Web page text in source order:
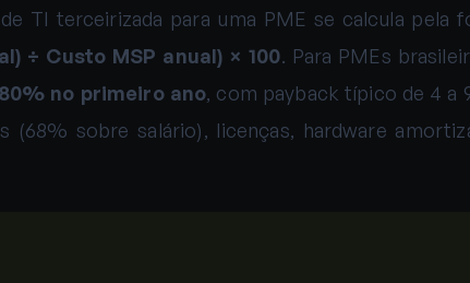
TI terceirizada para uma PME se calcula pela
÷ Custo MSP anual) × 100. Para PMEs
no primeiro ano, com payback típico de 4 a
(68% sobre salário), licenças, hardware